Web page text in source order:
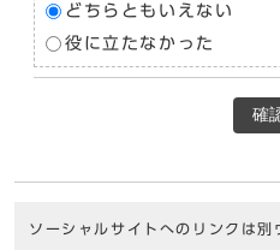
どちらともいえない
役に立たなかった
確
ソーシャルサイトへのリンクは別